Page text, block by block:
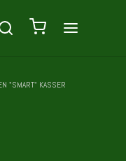
"SMART" KASSER